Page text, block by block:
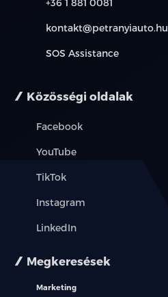
elektromos tükör
érintőkijelző
függönylégzsák
fűthető első ülés
fűthető kormány
+36 1 881 0081
kontakt@petranyiauto.hu
SOS Assistance
Közösségi oldalak
Facebook
YouTube
TikTok
Instagram
LinkedIn
Megkeresések
Marketing